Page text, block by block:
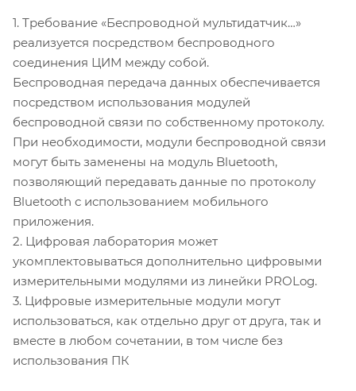
1. Требование «Беспроводной мультидатчик…»
реализуется посредством беспроводного
соединения ЦИМ между собой.
Беспроводная передача данных обеспечивается
посредством использования модулей
беспроводной связи по собственному протоколу.
При необходимости, модули беспроводной связи
могут быть заменены на модуль Bluetooth,
позволяющий передавать данные по протоколу
Bluetooth с использованием мобильного
приложения.
2. Цифровая лаборатория может
укомплектовываться дополнительно цифровыми
измерительными модулями из линейки PROLog.
3. Цифровые измерительные модули могут
использоваться, как отдельно друг от друга, так и
вместе в любом сочетании, в том числе без
использования ПК